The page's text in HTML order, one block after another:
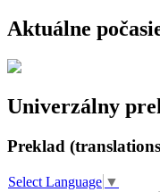
Aktuálne
Univerzálny
Preklad
Select Language ▼